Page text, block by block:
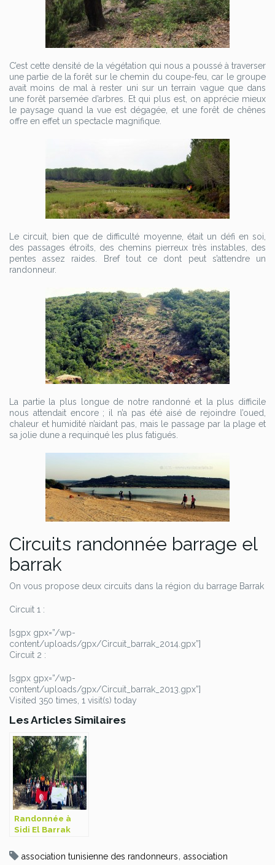
C’est cette densité de la végétation qui nous a poussé à traverser
une partie de la forêt sur le chemin du coupe-feu, car le groupe
avait moins de mal à rester uni sur un terrain vague que dans
une forêt parsemée d’arbres. Et qui plus est, on apprécie mieux
le paysage quand la vue est dégagée, et une forêt de chênes
offre en effet un spectacle magnifique.
Le circuit, bien que de difficulté moyenne, était un défi en soi,
des passages étroits, des chemins pierreux très instables, des
pentes assez raides. Bref tout ce dont peut s’attendre un
randonneur.
La partie la plus longue de notre randonné et la plus difficile
nous attendait encore ; il n’a pas été aisé de rejoindre l’oued,
chaleur et humidité n’aidant pas, mais le passage par la plage et
sa jolie dune a requinqué les plus fatigués.
Circuits randonnée barrage el
barrak
On vous propose deux circuits dans la région du barrage Barrak
Circuit 1 :
[sgpx gpx=”/wp-
content/uploads/gpx/Circuit_barrak_2014.gpx”]
Circuit 2 :
[sgpx gpx=”/wp-
content/uploads/gpx/Circuit_barrak_2013.gpx”]
Visited 350 times, 1 visit(s) today
Les Articles Similaires
Randonnée à
Sidi El Barrak
association tunisienne des randonneurs, association